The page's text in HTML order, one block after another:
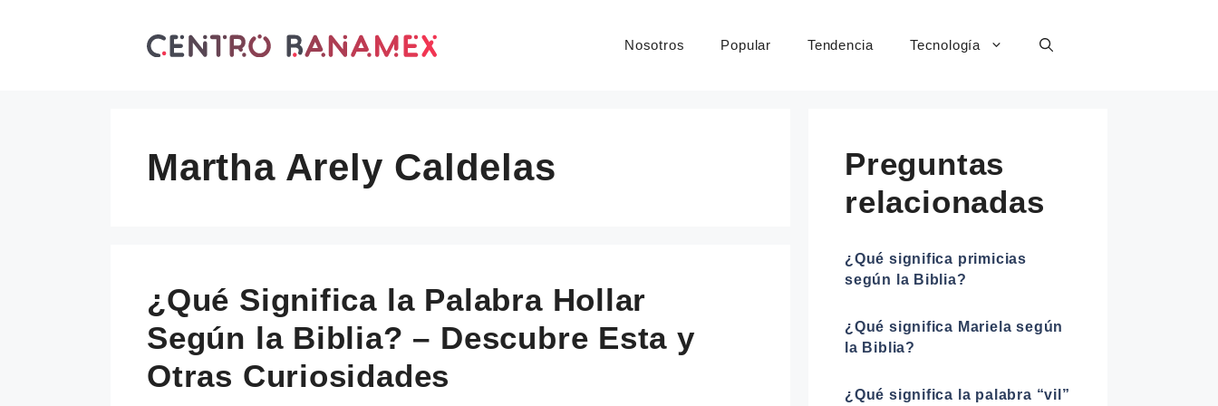
Nosotros Popular Tendencia Tecnología
Martha Arely Caldelas
¿Qué Significa la Palabra Hollar
Según la Biblia? – Descubre Esta y
Otras Curiosidades
Preguntas
relacionadas
¿Qué significa primicias
según la Biblia?
¿Qué significa Mariela según
la Biblia?
¿Qué significa la palabra “vil”